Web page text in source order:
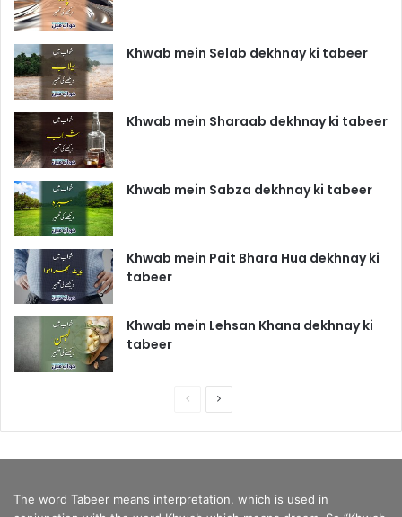
Khwab mein Selab dekhnay ki tabeer
Khwab mein Sharaab dekhnay ki tabeer
Khwab mein Sabza dekhnay ki tabeer
Khwab mein Pait Bhara Hua dekhnay ki
tabeer
Khwab mein Lehsan Khana dekhnay ki
tabeer
i
p
The word Tabeer means interpretation, which is used in